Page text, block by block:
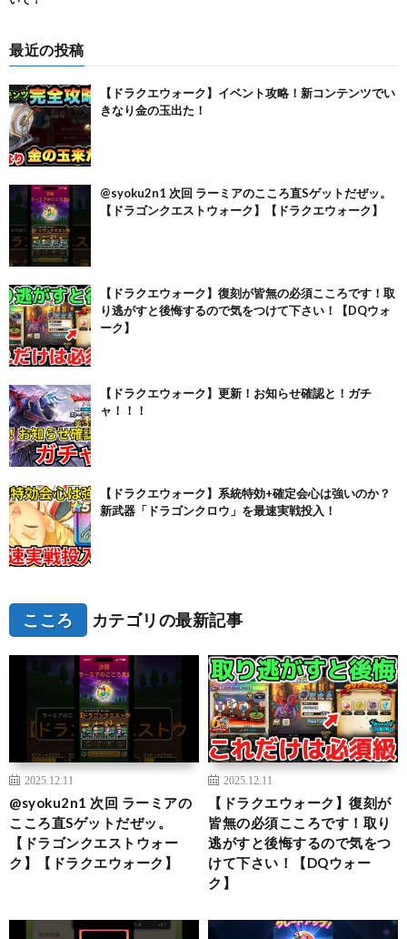
最近の投稿
【ドラクエウォーク】イベント攻略！新コンテンツでい
きなり金の玉出た！
@syoku2n1 次回 ラーミアのこころ直Sゲットだぜッ。
【ドラゴンクエストウォーク】【ドラクエウォーク】
【ドラクエウォーク】復刻が皆無の必須こころです！取
り逃がすと後悔するので気をつけて下さい！【DQウォ
ーク】
【ドラクエウォーク】更新！お知らせ確認と！ガチ
ャ！！！
【ドラクエウォーク】系統特効+確定会心は強いのか？
新武器「ドラゴンクロウ」を最速実戦投入！
こころ カテゴリの最新記事
2025.12.11
@syoku2n1 次回 ラーミアの
こころ直Sゲットだぜッ。
【ドラゴンクエストウォー
ク】【ドラクエウォーク】
2025.12.11
【ドラクエウォーク】復刻が
皆無の必須こころです！取り
逃がすと後悔するので気をつ
けて下さい！【DQウォー
ク】